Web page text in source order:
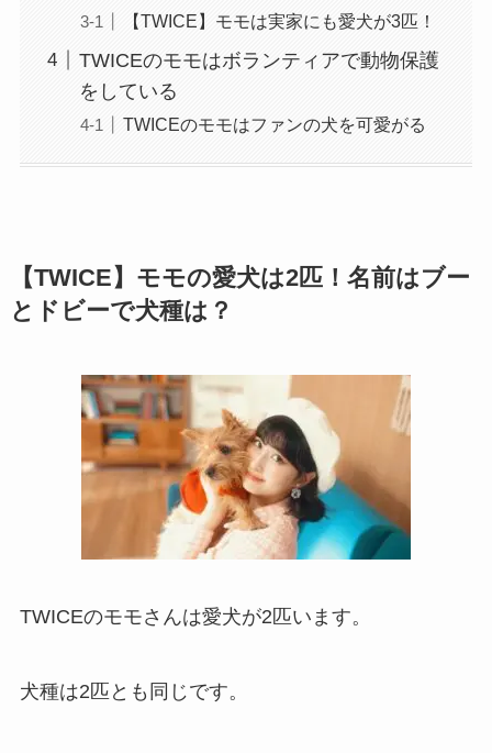
【TWICE】モモは実家にも愛犬が3匹！
TWICEのモモはボランティアで動物保護
をしている
TWICEのモモはファンの犬を可愛がる
【TWICE】モモの愛犬は2匹！名前はブー
とドビーで犬種は？
TWICEのモモさんは愛犬が2匹います。
犬種は2匹とも同じです。